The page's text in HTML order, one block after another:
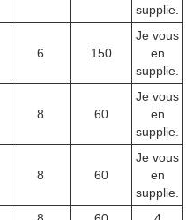
supplie.
6 150
Je vous
en
supplie.
8 60
Je vous
en
supplie.
8 60
Je vous
en
supplie.